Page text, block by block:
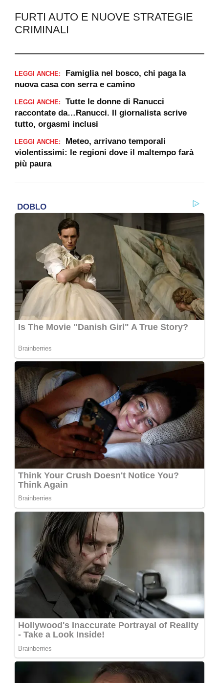
FURTI AUTO E NUOVE STRATEGIE
CRIMINALI
LEGGI ANCHE:
Famiglia nel bosco, chi paga la
nuova casa con serra e camino
LEGGI ANCHE:
Tutte le donne di Ranucci
raccontate da…Ranucci. Il giornalista scrive
tutto, orgasmi inclusi
LEGGI ANCHE:
Meteo, arrivano temporali
violentissimi: le regioni dove il maltempo farà
più paura